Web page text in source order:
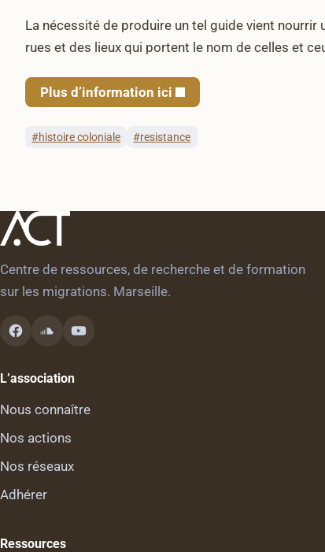
La nécessité de produire un tel guide vient nourrir
rues et des lieux qui portent le nom de celles et
Plus d’information ici
#histoire coloniale #resistance
Centre de ressources, de recherche et de formation
sur les migrations. Marseille.
L’association
Nous connaître
Nos actions
Nos réseaux
Adhérer
Ressources